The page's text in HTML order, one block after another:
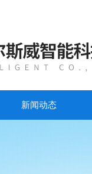
新闻动态